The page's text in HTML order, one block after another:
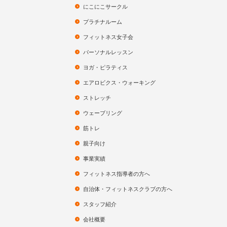
にこにこサークル
プラチナルーム
フィットネス女子会
パーソナルレッスン
ヨガ・ピラティス
エアロビクス・ウォーキング
ストレッチ
ウェーブリング
筋トレ
親子向け
事業実績
フィットネス指導者の方へ
自治体・フィットネスクラブの方へ
スタッフ紹介
会社概要